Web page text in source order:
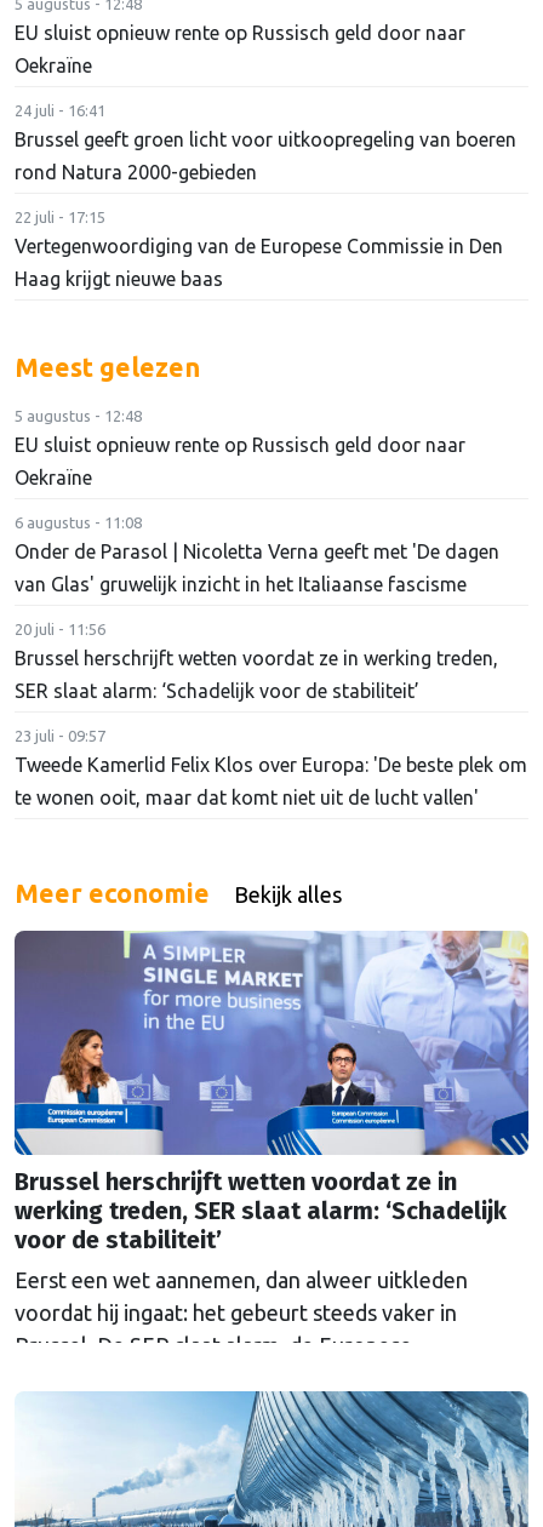
EU sluist opnieuw rente op Russisch geld door naar
Oekraïne
24 juli - 16:41
Brussel geeft groen licht voor uitkoopregeling van boeren
rond Natura 2000-gebieden
22 juli - 17:15
Vertegenwoordiging van de Europese Commissie in Den
Haag krijgt nieuwe baas
Meest gelezen
5 augustus - 12:48
EU sluist opnieuw rente op Russisch geld door naar
Oekraïne
6 augustus - 11:08
Onder de Parasol | Nicoletta Verna geeft met 'De dagen
van Glas' gruwelijk inzicht in het Italiaanse fascisme
20 juli - 11:56
Brussel herschrijft wetten voordat ze in werking treden,
SER slaat alarm: ‘Schadelijk voor de stabiliteit’
23 juli - 09:57
Tweede Kamerlid Felix Klos over Europa: 'De beste plek om
te wonen ooit, maar dat komt niet uit de lucht vallen'
Meer economie Bekijk alles
Brussel herschrijft wetten voordat ze in
werking treden, SER slaat alarm: ‘Schadelijk
voor de stabiliteit’
Eerst een wet aannemen, dan alweer uitkleden
voordat hij ingaat: het gebeurt steeds vaker in
Brussel. De SER slaat alarm, de Europese